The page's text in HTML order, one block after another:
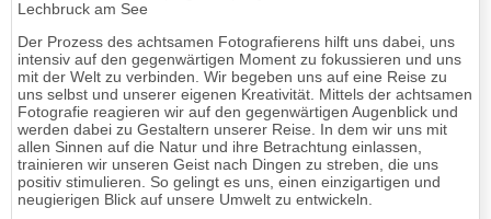
Lechbruck am See
Der Prozess des achtsamen Fotografierens hilft uns dabei, uns
intensiv auf den gegenwärtigen Moment zu fokussieren und uns
mit der Welt zu verbinden. Wir begeben uns auf eine Reise zu
uns selbst und unserer eigenen Kreativität. Mittels der achtsamen
Fotografie reagieren wir auf den gegenwärtigen Augenblick und
werden dabei zu Gestaltern unserer Reise. In dem wir uns mit
allen Sinnen auf die Natur und ihre Betrachtung einlassen,
trainieren wir unseren Geist nach Dingen zu streben, die uns
positiv stimulieren. So gelingt es uns, einen einzigartigen und
neugierigen Blick auf unsere Umwelt zu entwickeln.